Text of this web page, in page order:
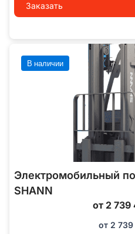
Заказать
В наличии
Электромобильный
SHANN
от 2
от 2